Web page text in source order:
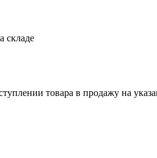
складе
товара в продажу на